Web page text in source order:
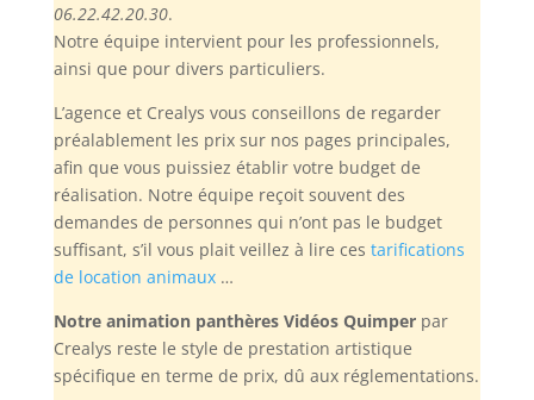
06.22.42.20.30.
Notre équipe intervient pour les professionnels,
ainsi que pour divers particuliers.
L’agence et Crealys vous conseillons de regarder
préalablement les prix sur nos pages principales,
afin que vous puissiez établir votre budget de
réalisation. Notre équipe reçoit souvent des
demandes de personnes qui n’ont pas le budget
suffisant, s’il vous plait veillez à lire ces tarifications
de location animaux…
Notre animation panthères Vidéos Quimperpar
Crealys reste le style de prestation artistique
spécifique en terme de prix, dû aux réglementations.